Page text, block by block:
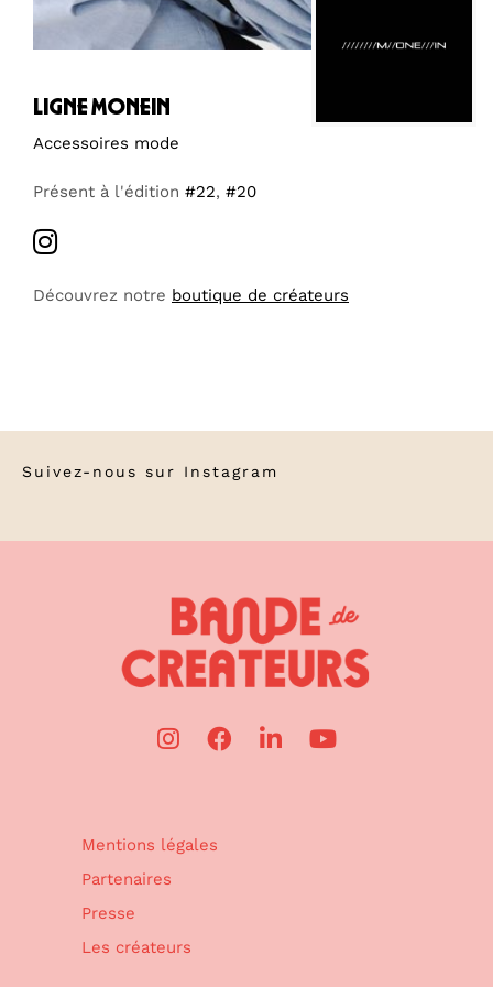
ligne monein
Accessoires mode
Présent à l'édition #22, #20
Découvrez notre boutique de créateurs
Suivez-nous sur Instagram
Mentions légales
Partenaires
Presse
Les créateurs